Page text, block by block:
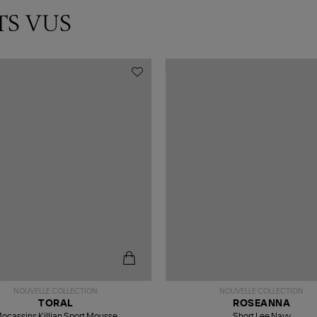
VUS
NOUVELLE COLLECTION
TORAL
NOUVELLE COLLECTION
ROSEANNA